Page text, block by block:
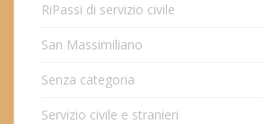
RiPassi di servizio civile
San Massimiliano
Senza categoria
Servizio civile e stranieri